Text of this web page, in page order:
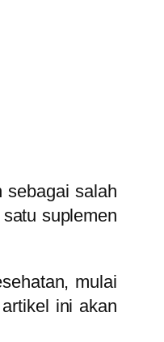
sebagai salah
suplemen
mulai
ini akan